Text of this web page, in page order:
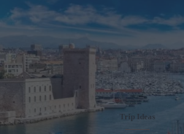
Trip Ideas